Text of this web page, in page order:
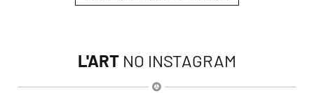
L'ART NO INSTAGRAM